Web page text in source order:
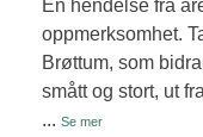
En hendelse fra
oppmerksomhet.
Brøttum, som
smått og stort, ut
... Se mer